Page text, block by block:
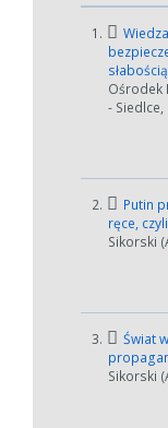
1.
Ośrodek
- Siedlce,
2.
Putin
ręce,
Sikorski
3.
Świat
Sikorski